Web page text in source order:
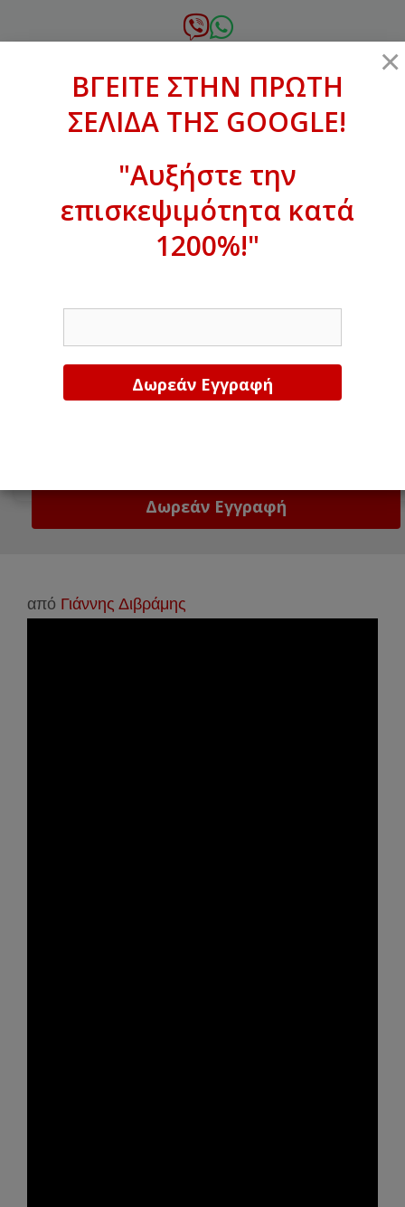
σε
xanthogenous@gmail.com
ΒΓΕΙΤΕ ΣΤΗΝ ΠΡΩΤΗ ΣΕΛΙΔΑ ΤΗΣ
GOOGLE!
από Γιάννης Διβράμης
×
ΒΓΕΙΤΕ ΣΤΗΝ ΠΡΩΤΗ
ΣΕΛΙΔΑ ΤΗΣ GOOGLE!
"Αυξήστε την
επισκεψιμότητα κατά
1200%!"